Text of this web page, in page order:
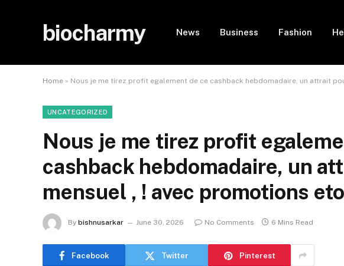
biocharmy News Business Fashion
Home » Nous je me tirez profit egalement de ce cashback hebdomadaire, un attrait
UNCATEGORIZED
Nous je me tirez profit
cashback hebdomadaire, un
mensuel , ! avec promotions
By bishnusarkar June 30, 2026 No Comments 6 Mins Read
Facebook Twitter Pinterest